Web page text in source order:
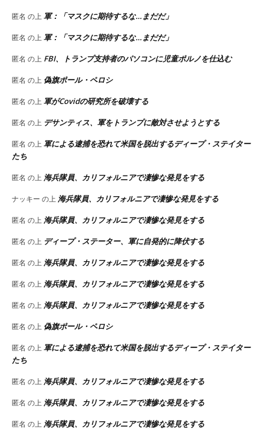
匿名 の上 軍：「マスクに期待するな…まだだ」
匿名 の上 軍：「マスクに期待するな…まだだ」
匿名 の上 FBI、トランプ支持者のパソコンに児童ポルノを仕込む
匿名 の上 偽旗ポール・ペロシ
匿名 の上 軍がCovidの研究所を破壊する
匿名 の上 デサンティス、軍をトランプに敵対させようとする
匿名 の上 軍による逮捕を恐れて米国を脱出するディープ・ステイター
たち
匿名 の上 海兵隊員、カリフォルニアで凄惨な発見をする
ナッキー の上 海兵隊員、カリフォルニアで凄惨な発見をする
匿名 の上 海兵隊員、カリフォルニアで凄惨な発見をする
匿名 の上 ディープ・ステーター、軍に自発的に降伏する
匿名 の上 海兵隊員、カリフォルニアで凄惨な発見をする
匿名 の上 海兵隊員、カリフォルニアで凄惨な発見をする
匿名 の上 海兵隊員、カリフォルニアで凄惨な発見をする
匿名 の上 偽旗ポール・ペロシ
匿名 の上 軍による逮捕を恐れて米国を脱出するディープ・ステイター
たち
匿名 の上 海兵隊員、カリフォルニアで凄惨な発見をする
匿名 の上 海兵隊員、カリフォルニアで凄惨な発見をする
匿名 の上 海兵隊員、カリフォルニアで凄惨な発見をする